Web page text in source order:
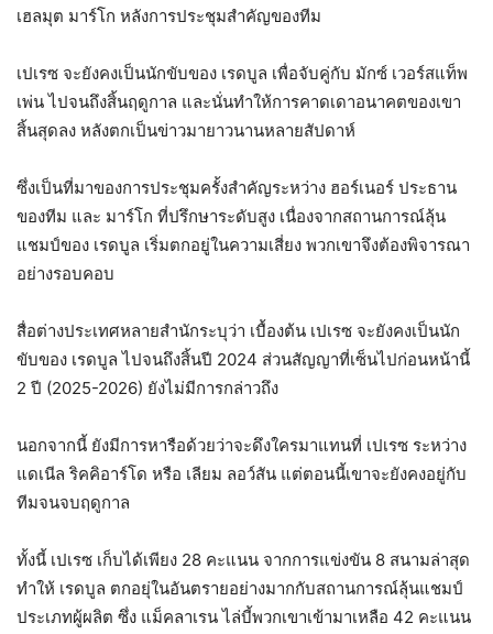
เฮลมุต มาร์โก หลังการประชุมสำคัญของทีม
เปเรซ จะยังคงเป็นนักขับของ เรดบูล เพื่อจับคู่กับ มักซ์ เวอร์สแท็พ
เพ่น ไปจนถึงสิ้นฤดูกาล และนั่นทำให้การคาดเดาอนาคตของเขา
สิ้นสุดลง หลังตกเป็นข่าวมายาวนานหลายสัปดาห์
ซึ่งเป็นที่มาของการประชุมครั้งสำคัญระหว่าง ฮอร์เนอร์ ประธาน
ของทีม และ มาร์โก ที่ปรึกษาระดับสูง เนื่องจากสถานการณ์ลุ้น
แชมป์ของ เรดบูล เริ่มตกอยู่ในความเสี่ยง พวกเขาจึงต้องพิจารณา
อย่างรอบคอบ
สื่อต่างประเทศหลายสำนักระบุว่า เบื้องต้น เปเรซ จะยังคงเป็นนัก
ขับของ เรดบูล ไปจนถึงสิ้นปี 2024 ส่วนสัญญาที่เซ็นไปก่อนหน้านี้
2 ปี (2025-2026) ยังไม่มีการกล่าวถึง
นอกจากนี้ ยังมีการหารือด้วยว่าจะดึงใครมาแทนที่ เปเรซ ระหว่าง
แดเนีล ริคคิอาร์โด หรือ เลียม ลอว์สัน แต่ตอนนี้เขาจะยังคงอยู่กับ
ทีมจนจบฤดูกาล
ทั้งนี้ เปเรซ เก็บได้เพียง 28 คะแนน จากการแข่งขัน 8 สนามล่าสุด
ทำให้ เรดบูล ตกอยุ่ในอันตรายอย่างมากกับสถานการณ์ลุ้นแชมป์
ประเภทผู้ผลิต ซึ่ง แม็คลาเรน ไล่บี้พวกเขาเข้ามาเหลือ 42 คะแนน